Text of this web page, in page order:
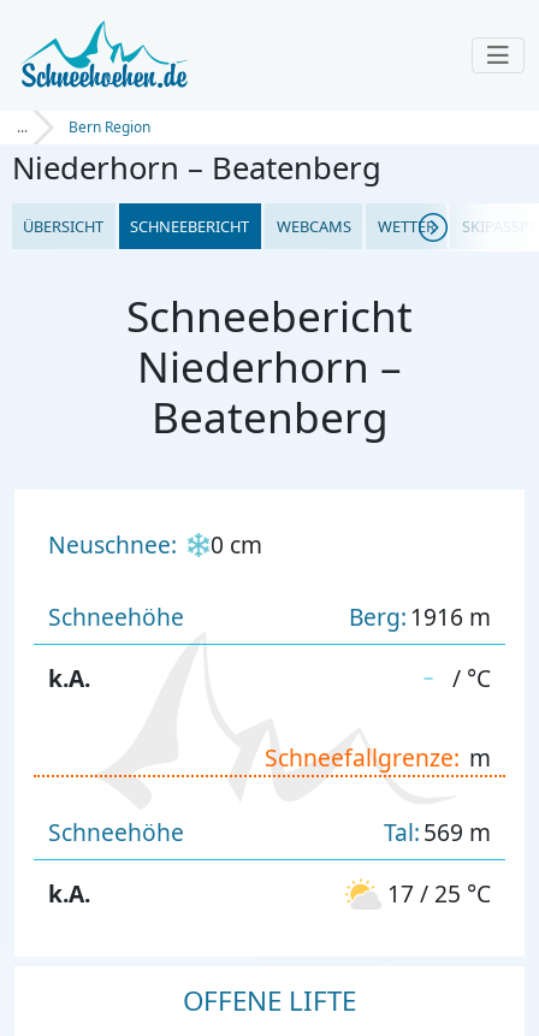
... Bern Region
Niederhorn – Beatenberg
ÜBERSICHT SCHNEEBERICHT WEBCAMS WETTER
Schneebericht
Niederhorn –
Beatenberg
Neuschnee: 0 cm
Schneehöhe Berg: 1916 m
k.A.
/ °C
Schneefallgrenze: m
Schneehöhe Tal:569 m
k.A.
17 / 25 °C
OFFENE LIFTE